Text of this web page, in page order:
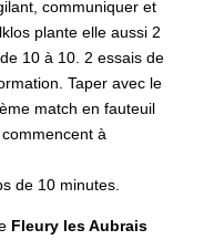
communiquer et
plante elle aussi 2
10 à 10. 2 essais de
Taper avec le
match en fauteuil
à
de 10 minutes.
Fleury les Aubrais